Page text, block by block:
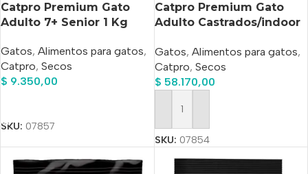
Catpro Premium Gato
Adulto 7+ Senior 1 Kg
Gatos, Alimentos para gatos,
Catpro, Secos
$ 9.350,00
SKU: 07857
Catpro Premium Gato
Adulto Castrados/indoor
Gatos, Alimentos para gatos,
Catpro, Secos
$ 58.170,00
Añadir Al Carrito
SKU: 07854